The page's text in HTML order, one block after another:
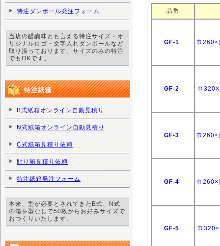
品番
GF-1 巾260×
GF-2 巾
GF-3 巾260×
GF-4 巾260×
GF-5 巾
特注ダンボール発注フォーム
当店の醍醐味とも言える特注サイズ・オ
リジナルロゴ・文字入れダンボールなど
取り扱っております。サイズのみの特注
でもOKです。
特注紙箱
B式紙箱オンライン自動見積り
N式紙箱オンライン自動見積り
C式紙箱見積り依頼
貼り箱見積り依頼
特注紙箱発注フォーム
本来、型が必要とされてきたB式、N式
の箱を型なしで50枚からお好みサイズで
おつくりいたします。